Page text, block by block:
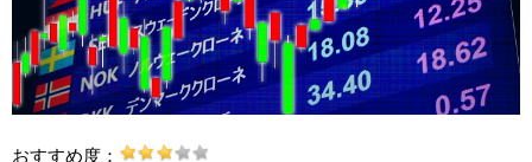
おすすめ度：